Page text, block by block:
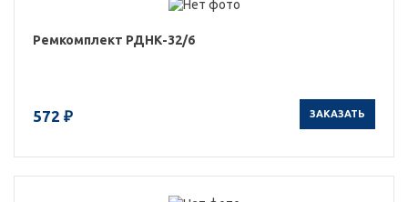
Ремкомплект РДНК-32/6
572 ₽ ЗАКАЗАТЬ